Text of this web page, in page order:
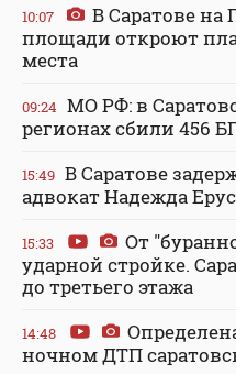
10:07
В Саратове на
площади откроют
места
09:24 МО РФ: в
регионах сбили 456
15:49 В Саратове
адвокат Надежда
15:33
От
ударной стройке.
до третьего этажа
14:48
ночном ДТП